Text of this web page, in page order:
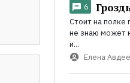
6
Стоит на полке
не знаю может
и...
Елена